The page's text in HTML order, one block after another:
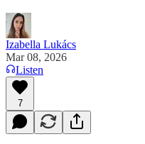
Izabella Lukács
Mar 08, 2026
Listen
7